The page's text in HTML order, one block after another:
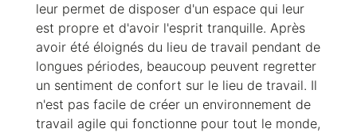
leur permet de disposer d'un espace qui leur
est propre et d'avoir l'esprit tranquille. Après
avoir été éloignés du lieu de travail pendant de
longues périodes, beaucoup peuvent regretter
un sentiment de confort sur le lieu de travail. Il
n'est pas facile de créer un environnement de
travail agile qui fonctionne pour tout le monde,